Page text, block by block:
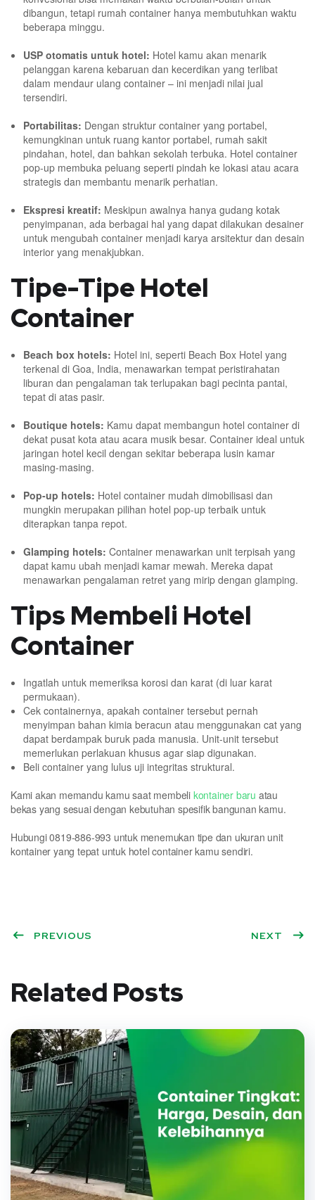
dibangun, tetapi rumah container hanya membutuhkan waktu
beberapa minggu.
USP otomatis untuk hotel: Hotel kamu akan menarik
pelanggan karena kebaruan dan kecerdikan yang terlibat
dalam mendaur ulang container – ini menjadi nilai jual
tersendiri.
Portabilitas: Dengan struktur container yang portabel,
kemungkinan untuk ruang kantor portabel, rumah sakit
pindahan, hotel, dan bahkan sekolah terbuka. Hotel container
pop-up membuka peluang seperti pindah ke lokasi atau acara
strategis dan membantu menarik perhatian.
Ekspresi kreatif: Meskipun awalnya hanya gudang kotak
penyimpanan, ada berbagai hal yang dapat dilakukan desainer
untuk mengubah container menjadi karya arsitektur dan desain
interior yang menakjubkan.
Tipe-Tipe Hotel
Container
Beach box hotels: Hotel ini, seperti Beach Box Hotel yang
terkenal di Goa, India, menawarkan tempat peristirahatan
liburan dan pengalaman tak terlupakan bagi pecinta pantai,
tepat di atas pasir.
Boutique hotels: Kamu dapat membangun hotel container di
dekat pusat kota atau acara musik besar. Container ideal untuk
jaringan hotel kecil dengan sekitar beberapa lusin kamar
masing-masing.
Pop-up hotels: Hotel container mudah dimobilisasi dan
mungkin merupakan pilihan hotel pop-up terbaik untuk
diterapkan tanpa repot.
Glamping hotels: Container menawarkan unit terpisah yang
dapat kamu ubah menjadi kamar mewah. Mereka dapat
menawarkan pengalaman retret yang mirip dengan glamping.
Tips Membeli Hotel
Container
Ingatlah untuk memeriksa korosi dan karat (di luar karat
permukaan).
Cek containernya, apakah container tersebut pernah
menyimpan bahan kimia beracun atau menggunakan cat yang
dapat berdampak buruk pada manusia. Unit-unit tersebut
memerlukan perlakuan khusus agar siap digunakan.
Beli container yang lulus uji integritas struktural.
Kami akan memandu kamu saat membeli kontainer baru atau
bekas yang sesuai dengan kebutuhan spesifik bangunan kamu.
Hubungi 0819-886-993 untuk menemukan tipe dan ukuran unit
kontainer yang tepat untuk hotel container kamu sendiri.
PREVIOUS NEXT
Related Posts